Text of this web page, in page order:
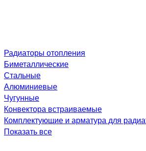
Радиаторы отопления
Биметаллические
Стальные
Алюминиевые
Чугунные
Конвектора встраиваемые
Комплектующие и арматура для
Показать все